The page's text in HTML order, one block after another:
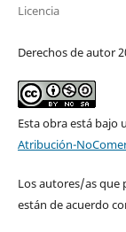
Licencia
Derechos de autor
Esta obra está bajo
Atribución-
Los autores/as que
están de acuerdo